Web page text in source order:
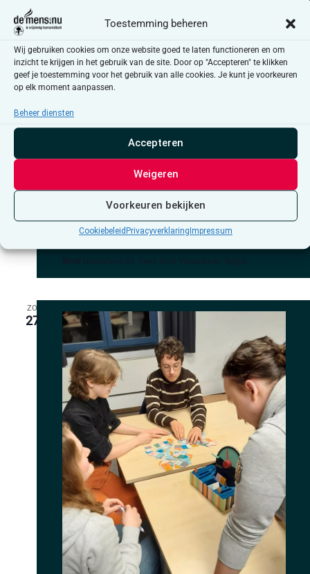
Toestemming beheren
Wij gebruiken cookies om onze website goed te laten functioneren en om
inzicht te krijgen in het gebruik van de site. Door op "Accepteren" te klikken
geef je toestemming voor het gebruik van alle cookies. Je kunt je voorkeuren
op elk moment aanpassen.
Beheer diensten
Accepteren
Weigeren
Voorkeuren bekijken
Cookiebeleid Privacyverklaring Impressum
Bordgenoten Gent: boardgame en RPG
namiddag
13 september @ 13:00-19:00 UTC+1
ZO
27